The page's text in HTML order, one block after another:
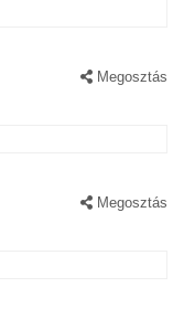
Megosztás
Megosztás